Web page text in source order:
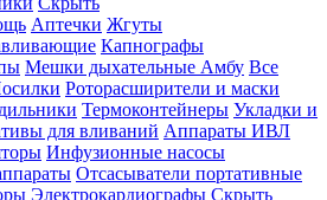
Аптечки Жгуты
Капнографы
Мешки дыхательные Амбу Все
Роторасширители и маски
Термоконтейнеры Укладки и
для вливаний Аппараты ИВЛ
Инфузионные насосы
Отсасыватели портативные
Электрокардиографы Скрыть